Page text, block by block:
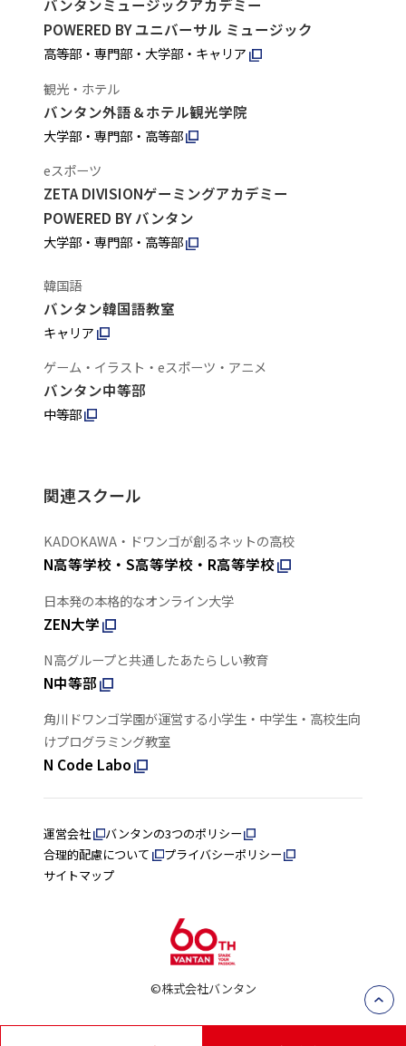
バンタンミュージックアカデミー
POWERED BY ユニバーサル ミュージック
高等部・専門部・大学部・キャリア
観光・ホテル
バンタン外語＆ホテル観光学院
大学部・専門部・高等部
eスポーツ
ZETA DIVISIONゲーミングアカデミー
POWERED BY バンタン
大学部・専門部・高等部
韓国語
バンタン韓国語教室
キャリア
ゲーム・イラスト・eスポーツ・アニメ
バンタン中等部
中等部
関連スクール
KADOKAWA・ドワンゴが創るネットの高校
N高等学校・S高等学校・R高等学校
日本発の本格的なオンライン大学
ZEN大学
N高グループと共通したあたらしい教育
N中等部
角川ドワンゴ学園が運営する小学生・中学生・高校生向
けプログラミング教室
N Code Labo
運営会社
バンタンの3つのポリシー
合理的配慮について
プライバシーポリシー
サイトマップ
©株式会社バンタン